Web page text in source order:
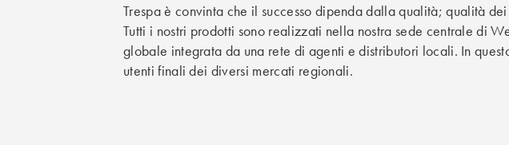
Trespa è convinta che il successo dipenda dalla qualità; qualità
Tutti i nostri prodotti sono realizzati nella nostra sede centrale di
globale integrata da una rete di agenti e distributori locali. In
utenti finali dei diversi mercati regionali.